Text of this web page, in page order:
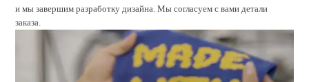
и мы завершим разработку дизайна. Мы согласуем с вами детали
заказа.